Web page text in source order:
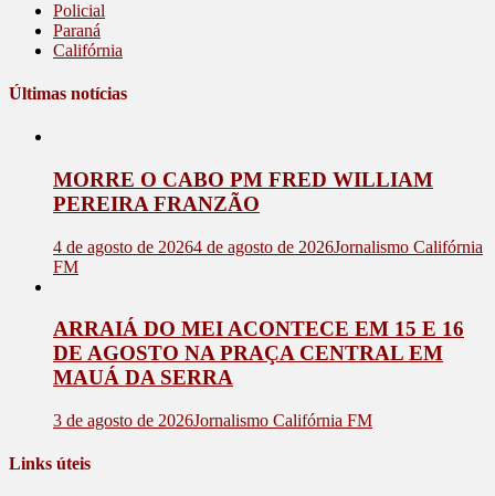
Policial
Paraná
Califórnia
Últimas notícias
MORRE O CABO PM FRED WILLIAM
PEREIRA FRANZÃO
4 de agosto de 20264 de agosto de 2026Jornalismo Califórnia
FM
ARRAIÁ DO MEI ACONTECE EM 15 E 16
DE AGOSTO NA PRAÇA CENTRAL EM
MAUÁ DA SERRA
3 de agosto de 2026Jornalismo Califórnia FM
Links úteis